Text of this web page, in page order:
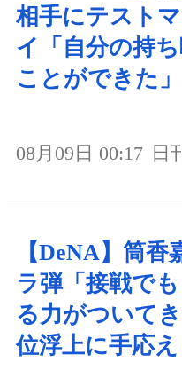
相手にテスト
イ「自分の持
ことができた」
08月09日 00:17 日
【DeNA】筒
ラ弾「接戦で
る力がついて
位浮上に手応え